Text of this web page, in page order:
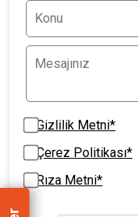
Gizlilik Metni*
Çerez Politikası*
Rıza Metni*